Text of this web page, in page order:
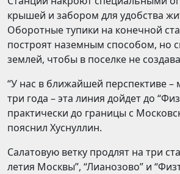
крышей и забором для удобства
Оборотные тупики на конечной
построят наземным способом, но
землей, чтобы в поселке не
“У нас в ближайшей перспективе –
три года – эта линия дойдет до
практически до границы с
пояснил Хуснуллин.
Салатовую ветку продлят на три
летия Москвы”, “Лианозово” и